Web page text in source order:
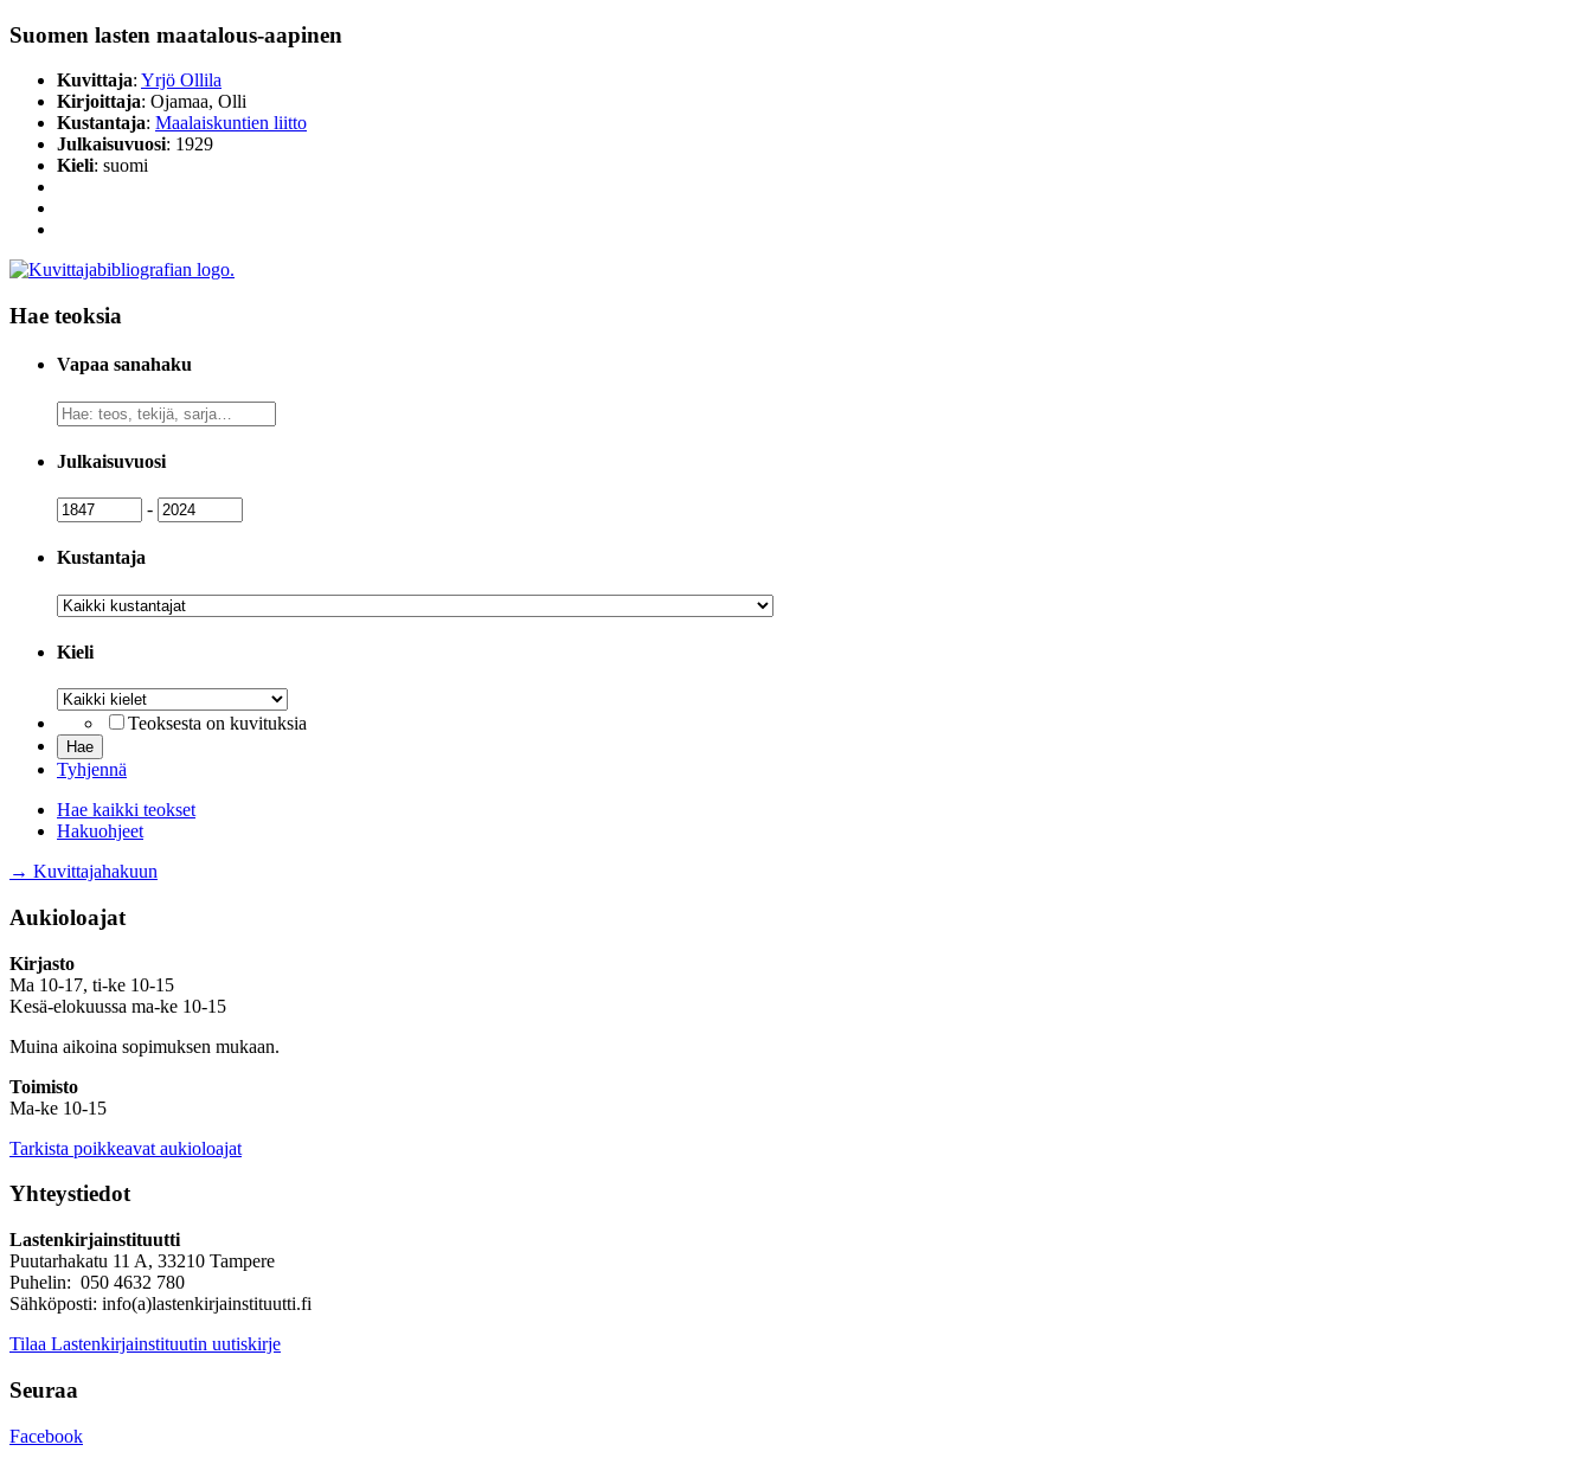
Suomen lasten maatalous-aapinen
Kuvittaja: Yrjö Ollila
Kirjoittaja: Ojamaa, Olli
Kustantaja: Maalaiskuntien liitto
Julkaisuvuosi: 1929
Kieli: suomi
Hae teoksia
Vapaa sanahaku
Vapaa
sanahaku
Julkaisuvuosi
Julkaisuvuosi
- Julkaisuvuosi
Kustantaja
Kustantaja
Kieli
Kieli
Teoksesta on kuvituksia
Tyhjennä
Hae kaikki teokset
Hakuohjeet
→ Kuvittajahakuun
Aukioloajat
Kirjasto
Ma 10-17, ti-ke 10-15
Kesä-elokuussa ma-ke 10-15
Muina aikoina sopimuksen mukaan.
Toimisto
Ma-ke 10-15
Tarkista poikkeavat aukioloajat
Yhteystiedot
Lastenkirjainstituutti
Puutarhakatu 11 A, 33210 Tampere
Puhelin: 050 4632 780
Sähköposti: info(a)lastenkirjainstituutti.fi
Tilaa Lastenkirjainstituutin uutiskirje
Seuraa
Facebook